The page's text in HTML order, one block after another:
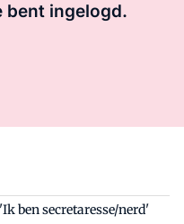
bent ingelogd.
ben secretaresse/nerd'